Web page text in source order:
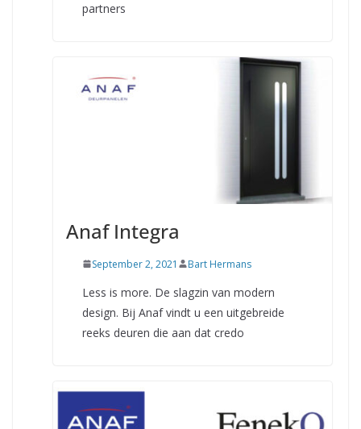
partners
Anaf Integra
September 2, 2021 Bart Hermans
Less is more. De slagzin van modern
design. Bij Anaf vindt u een uitgebreide
reeks deuren die aan dat credo